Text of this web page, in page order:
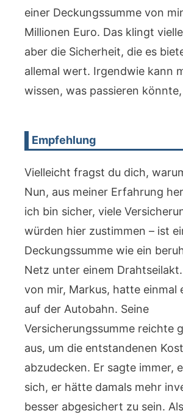
einer Deckungssumme von
Millionen Euro. Das klingt
aber die Sicherheit, die es
allemal wert. Irgendwie kann
wissen, was passieren
Empfehlung
Vielleicht fragst du dich,
Nun, aus meiner Erfahrung
ich bin sicher, viele
würden hier zustimmen – ist
Deckungssumme wie ein
Netz unter einem
von mir, Markus, hatte einmal
auf der Autobahn. Seine
Versicherungssumme reichte
aus, um die entstandenen
abzudecken. Er sagte immer,
sich, er hätte damals mehr
besser abgesichert zu sein.